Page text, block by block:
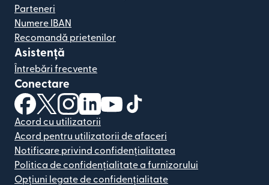
Parteneri
Numere IBAN
Recomandă prietenilor
Asistență
Întrebări frecvente
Conectare
(se deschide într-o fereastră nouă)
(se deschide într-o fereastră nouă)
(se deschide într-o fereastră nouă)
(se deschide într-o fereastră nouă)
(se deschide într-o fereastră
Acord cu utilizatorii
Acord pentru utilizatorii de afaceri
Notificare privind confidențialitatea
Politica de confidențialitate a furnizorului
Opțiuni legate de confidențialitate